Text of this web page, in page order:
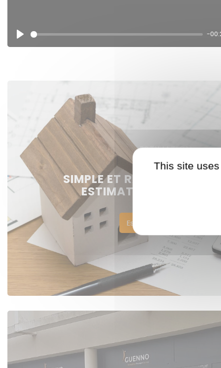
-
ESTIMATION
SIMPLE ET RAPIDE :
ESTIMATION DE VOTRE
Estimer votre bien
This site